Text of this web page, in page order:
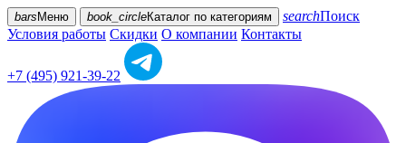
bars Меню book_circleКаталог по категориям searchПоиск
Условия работы Скидки О компании Контакты
+7 (495) 921-39-22